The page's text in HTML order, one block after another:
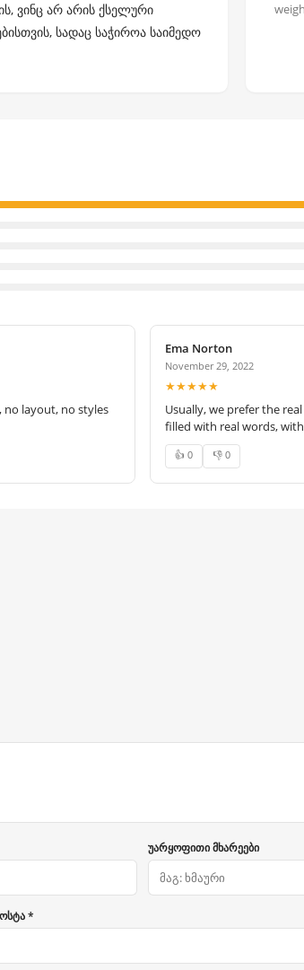
ვინც არ არის ქსელური
სადაც საჭიროა საიმედო
layout, no styles
Ema Norton
November 29, 2022
★★★★★
Usually, we prefer the
filled with real words,
👍 0 👎 0
უარყოფითი მხარეები
*